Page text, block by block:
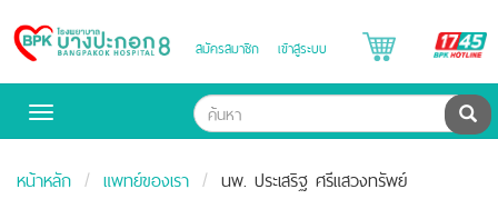
Bangpakok
Hospital
สมัครสมาชิก เข้าสู่ระบบ
Toggle
ค้น
หน้าหลัก แพทย์ของเรา นพ. ประเสริฐ ศรีแสวงทรัพย์